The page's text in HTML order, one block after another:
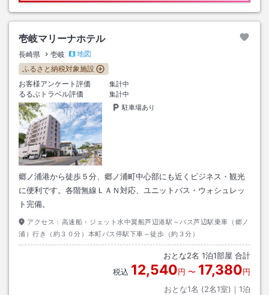
壱岐マリーナホテル
長崎県 壱岐
地図
ふるさと納税対象施設
お客様アンケート評価
集計中
るるぶトラベル評価
集計中
駐車場あり
郷ノ浦港から徒歩５分、郷ノ浦町中心部にも近くビジネス・観光
に便利です。各階無線ＬＡＮ対応、ユニットバス・ウォシュレッ
ト完備。
アクセス： 高速船・ジェット水中翼船芦辺港駅～バス芦辺駅乗車（郷ノ
浦）行き（約３０分）本町バス停駅下車～徒歩（約３分）
おとな2名 1泊1部屋 合計
税込 12,540円 〜 17,380円
おとな1名 (2名1室)｜ 1泊